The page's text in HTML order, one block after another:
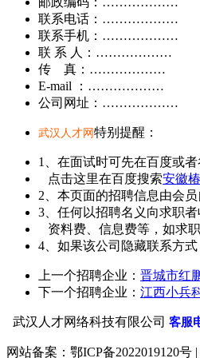
联系电话：………………
联系手机：………………
联 系 人：………………
传 真：………………
E-mail ：………………
公司网址：………………
武汉人才网 特别提醒：
1、在面试时可先在百度或
点击这里在百度搜索安徽
2、本页面的招聘信息由会
3、任何以招聘名义向求职
资料费、信息费等，如求
4、如果该公司隐藏联系方
上一个招聘企业： 晋城市红
下一个招聘企业： 江西小兵
武汉人才网络科技有限公司 客服
网站备案： 鄂ICP备2022019120号